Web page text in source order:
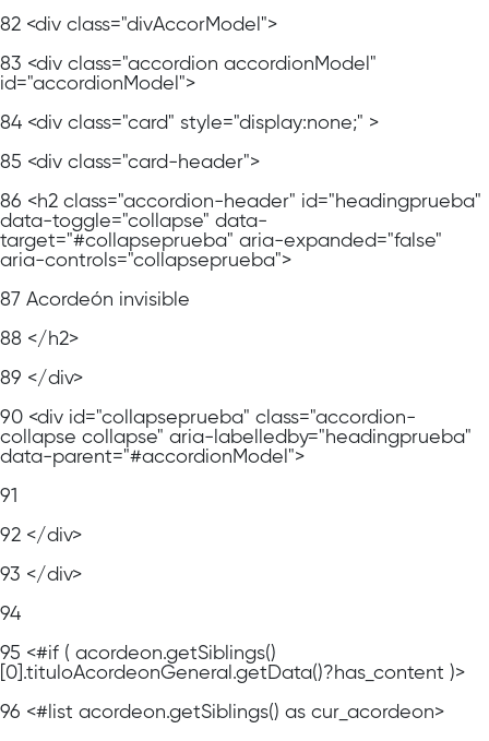
82 <div class="divAccorModel">
83 <div class="accordion accordionModel"
id="accordionModel">
84 <div class="card" style="display:none;" >
85 <div class="card-header">
86 <h2 class="accordion-header" id="headingprueba"
data-toggle="collapse" data-
target="#collapseprueba" aria-expanded="false"
aria-controls="collapseprueba">
87 Acordeón invisible
88 </h2>
89 </div>
90 <div id="collapseprueba" class="accordion-
collapse collapse" aria-labelledby="headingprueba"
data-parent="#accordionModel">
91
92 </div>
93 </div>
94
95 <#if ( acordeon.getSiblings()
[0].tituloAcordeonGeneral.getData()?has_content )>
96 <#list acordeon.getSiblings() as cur_acordeon>